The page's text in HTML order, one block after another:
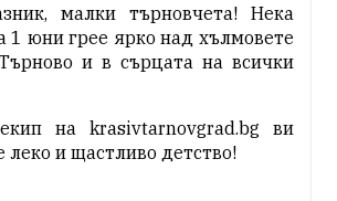
малки търновчета! Нека
1 юни грее ярко над хълмовете
и в сърцата на всички
на krasivtarnovgrad.bg ви
леко и щастливо детство!